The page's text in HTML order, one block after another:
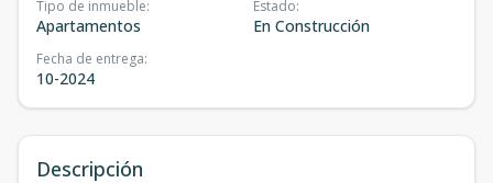
Tipo de inmueble:
Apartamentos
Estado:
En Construcción
Fecha de entrega:
10-2024
Descripción